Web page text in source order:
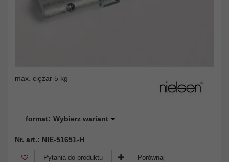
max. ciężar 5 kg
format: Wybierz wariant
Nr. art.: NIE-51651-H
Pytania do produktu Porównaj